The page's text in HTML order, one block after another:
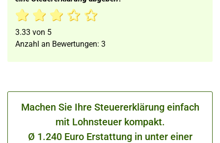
3.33 von 5
Anzahl an Bewertungen: 3
Machen Sie Ihre Steuererklärung einfach
mit Lohnsteuer kompakt.
Ø 1.240 Euro Erstattung in unter einer